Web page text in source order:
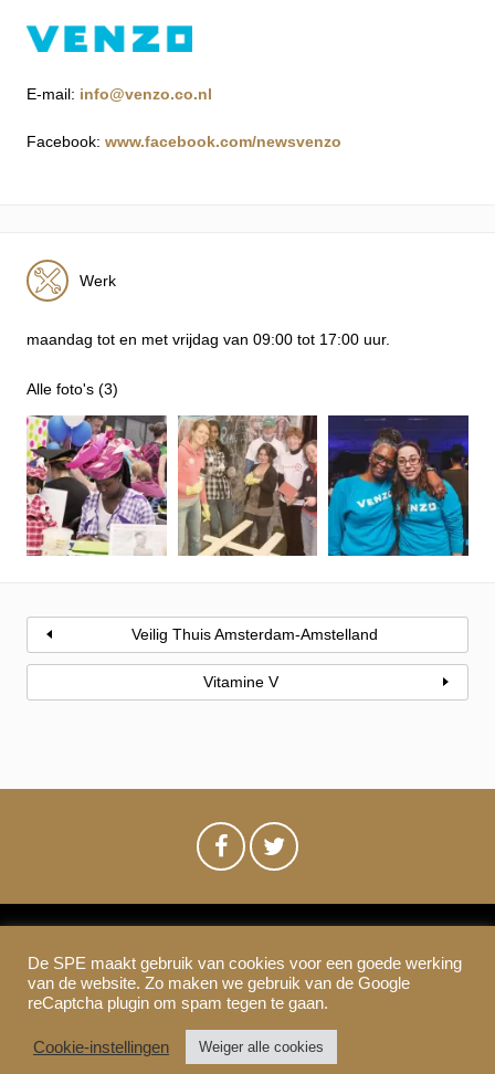
E-mail: info@venzo.co.nl
Facebook: www.facebook.com/newsvenzo
Werk
maandag tot en met vrijdag van 09:00 tot 17:00 uur.
Alle foto's (3)
Veilig Thuis Amsterdam-Amstelland
Vitamine V
SPE-Amsterdam © 2021
Colofon & Disclaimer
Privacy Cookies
De SPE maakt gebruik van cookies voor een goede werking
van de website. Zo maken we gebruik van de Google
reCaptcha plugin om spam tegen te gaan.
Cookie-instellingen Weiger alle cookies